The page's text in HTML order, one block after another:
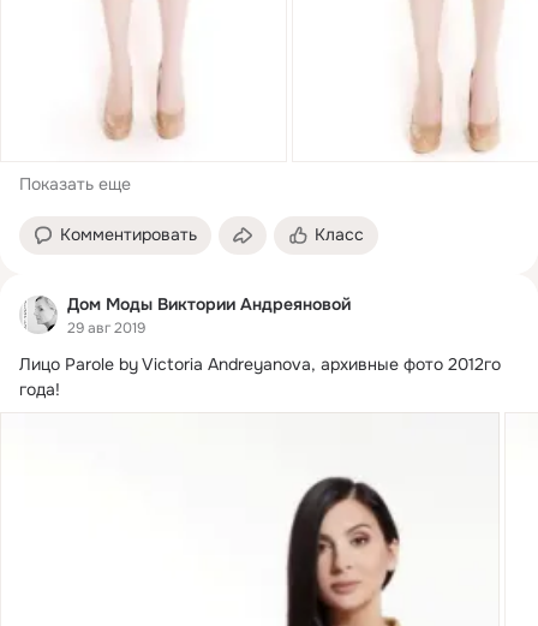
Показать еще
Комментировать Класс
Дом Моды Виктории Андреяновой
29 авг 2019
Лицо Parole by Victoria Andreyanova, архивные фото 2012го
года!